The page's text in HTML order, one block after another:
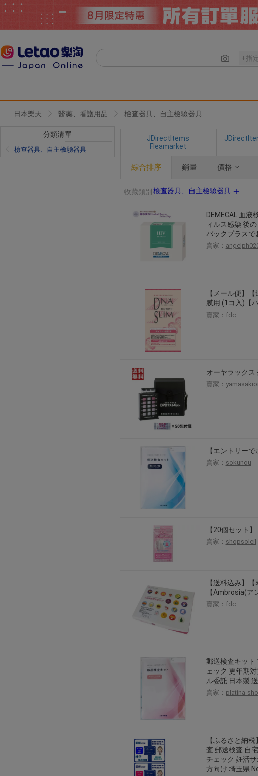
日本樂天 醫藥、看護用品 檢查器具、自主檢驗器具
分類清單
檢查器具、自主檢驗器具
JDirectItems
Fleamarket
綜合排序 銷量 價格
收藏類別 檢查器具、自主檢驗器具
DEMECAL 血液
ィルス感染 後
パックプラスで
賣家：
【メール便】
膜用 (1コ入)【
賣家： fdc
オーヤラックス
賣家：
【エントリー
賣家： sokunou
【20個セット
賣家： shopsoleil
【送料込み】
【Ambrosia(ア
賣家： fdc
郵送検査キット
ェック 更年期
ル委託 日本製
賣家： platina-
【ふるさと納
査 郵送検査 自
チェック 妊活
方向け 埼玉県